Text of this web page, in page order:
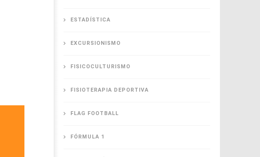
ESTADÍSTICA
EXCURSIONISMO
FISICOCULTURISMO
FISIOTERAPIA DEPORTIVA
FLAG FOOTBALL
FÓRMULA 1